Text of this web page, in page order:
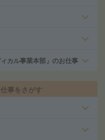
カル事業本部」のお仕事
事をさがす